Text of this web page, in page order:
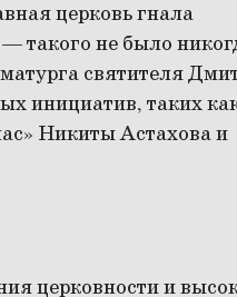
церковь гнала
такого не было
святителя
инициатив, таких
Никиты Астахова и
церковности и